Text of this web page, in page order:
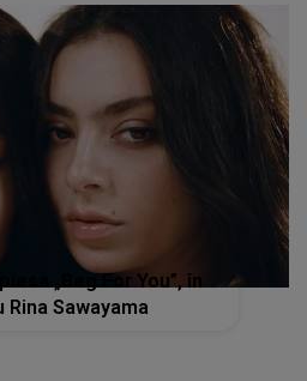
„Beg For You”, în
Sawayama